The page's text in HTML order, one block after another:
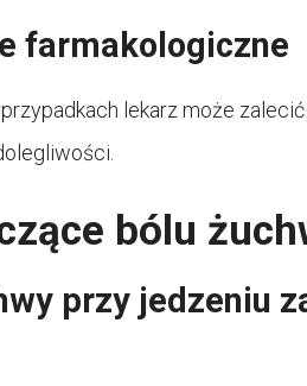
farmakologiczne
lekarz może
bólu
przy jedzeniu